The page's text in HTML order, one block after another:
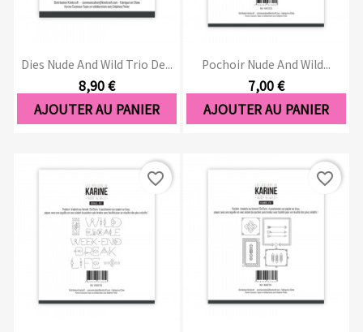
Dies Nude And Wild Trio De...
8,90 €
AJOUTER AU PANIER
Pochoir Nude And Wild...
7,00 €
AJOUTER AU PANIER
favorite_border favorite_border